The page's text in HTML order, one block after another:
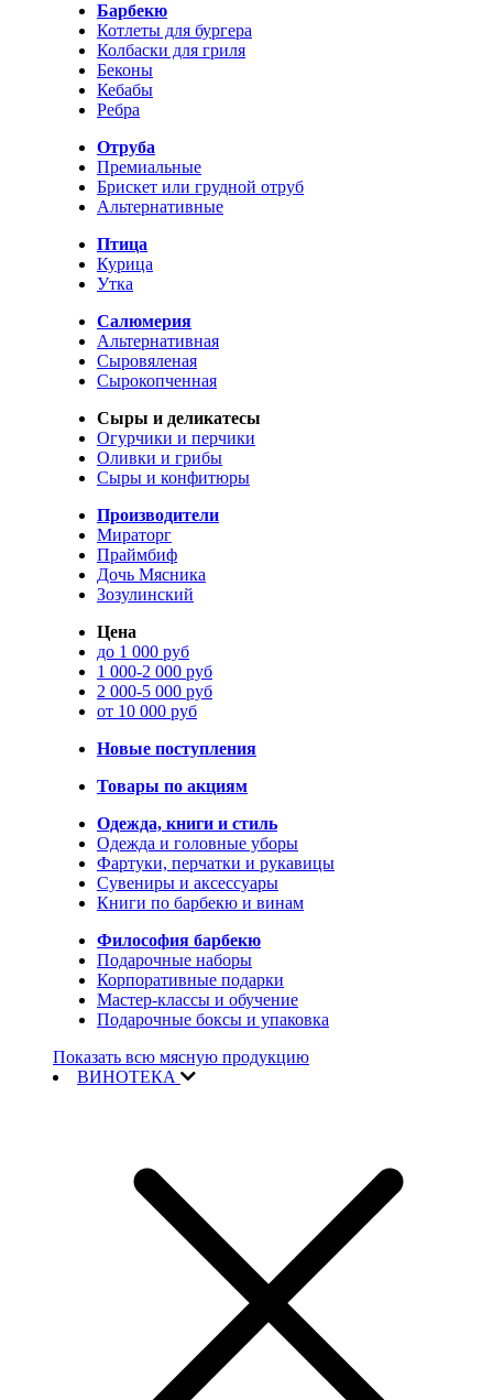
Барбекю
Котлеты для бургера
Колбаски для гриля
Беконы
Кебабы
Ребра
Отруба
Премиальные
Брискет или грудной отруб
Альтернативные
Птица
Курица
Утка
Салюмерия
Альтернативная
Сыровяленая
Сырокопченная
Сыры и деликатесы
Огурчики и перчики
Оливки и грибы
Сыры и конфитюры
Производители
Мираторг
Праймбиф
Дочь Мясника
Зозулинский
Цена
до 1 000 руб
1 000-2 000 руб
2 000-5 000 руб
от 10 000 руб
Новые поступления
Товары по акциям
Одежда, книги и стиль
Одежда и головные уборы
Фартуки, перчатки и рукавицы
Сувениры и аксессуары
Книги по барбекю и винам
Философия барбекю
Подарочные наборы
Корпоративные подарки
Мастер-классы и обучение
Подарочные боксы и упаковка
Показать всю мясную продукцию
ВИНОТЕКА